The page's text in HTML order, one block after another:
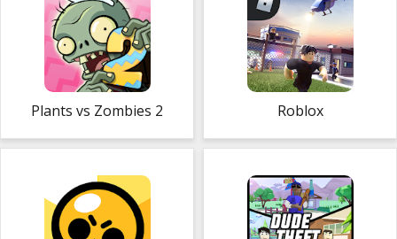
Plants vs Zombies 2 Roblox